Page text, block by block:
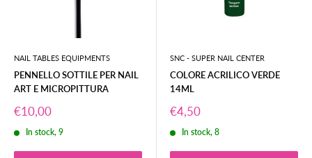
NAIL TABLES EQUIPMENTS
PENNELLO SOTTILE PER NAIL
ART E MICROPITTURA
Prezzo
scontato
€10,00
In stock, 9
SNC - SUPER NAIL CENTER
COLORE ACRILICO VERDE
14ML
Prezzo
scontato
€4,50
In stock, 8